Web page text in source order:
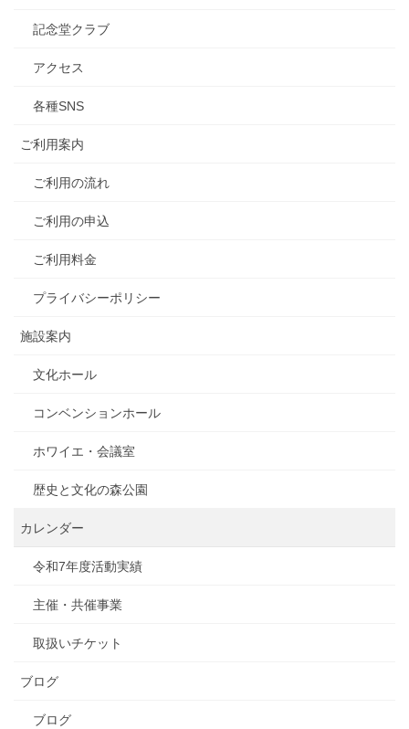
記念堂クラブ
アクセス
各種SNS
ご利用案内
ご利用の流れ
ご利用の申込
ご利用料金
プライバシーポリシー
施設案内
文化ホール
コンベンションホール
ホワイエ・会議室
歴史と文化の森公園
カレンダー
令和7年度活動実績
主催・共催事業
取扱いチケット
ブログ
ブログ